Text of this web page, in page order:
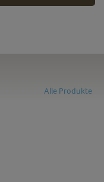
Alle Produkte